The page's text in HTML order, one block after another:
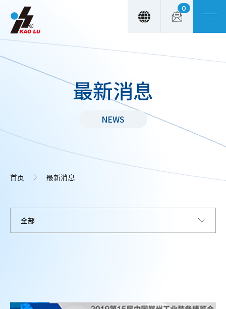
0
最新消息
NEWS
首页 最新消息
Cookie管理面板